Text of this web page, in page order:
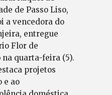
de Passo Liso,
a vencedora do
entregue
Flor de
quarta-feira (5).
projetos
e ao